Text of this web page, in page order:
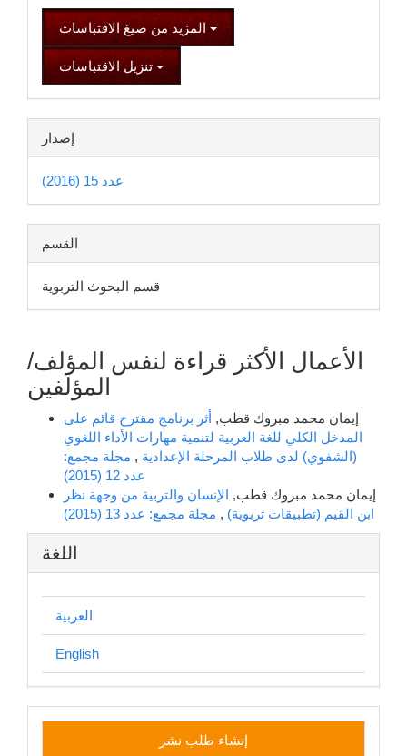
المزيد من صيغ الاقتباسات
تنزيل الاقتباسات
إصدار
عدد 15 (2016)
القسم
قسم البحوث التربوية
الأعمال الأكثر قراءة لنفس المؤلف/
المؤلفين
إيمان محمد مبروك قطب, أثر برنامج مقترح قائم على
المدخل الكلي للغة العربية لتنمية مهارات الأداء اللغوي
(الشفوي) لدى طلاب المرحلة الإعدادية , مجلة مجمع:
عدد 12 (2015)
إيمان محمد مبروك قطب, الإنسان والتربية من وجهة نظر
ابن القيم (تطبيقات تربوية) , مجلة مجمع: عدد 13 (2015)
اللغة
العربية
English
إنشاء
إنشاء طلب نشر